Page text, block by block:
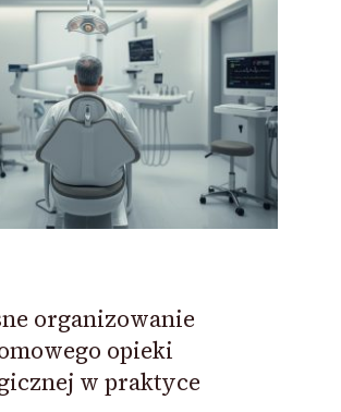
organizowanie
opieki
w praktyce